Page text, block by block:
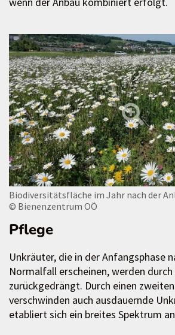
Biodiversitätsfläche im Jahr nach der
© Bienenzentrum OÖ
Pflege
Unkräuter, die in der Anfangsphase
Normalfall erscheinen, werden
zurückgedrängt. Durch einen
verschwinden auch ausdauernde
etabliert sich ein breites Spektrum